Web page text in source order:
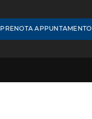
PRENOTA APPUNTAMENTO